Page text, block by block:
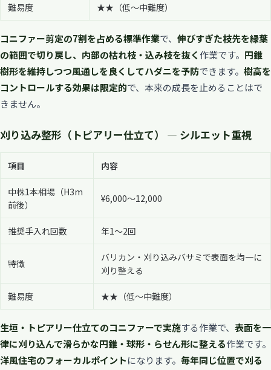
難易度 ★★（低〜中難度）
コニファー剪定の7割を占める標準作業で、 伸びすぎた枝先を緑葉
の範囲で切り戻し、内部の枯れ枝・込み枝を抜く 作業です。 円錐
樹形を維持しつつ風通しを良くしてハダニを予防できます。 樹高を
コントロールする効果は限定的で、本来の成長を止めることはで
きません。
刈り込み整形（トピアリー仕立て） — シルエット重視
項目 内容
中株1本相場（H3m
前後）
¥6,000〜12,000
推奨手入れ回数 年1〜2回
特徴
バリカン・刈り込みバサミで表面を均一に
刈り整える
難易度 ★★（低〜中難度）
生垣・トピアリー仕立てのコニファーで実施する作業で、 表面を一
律に刈り込んで滑らかな円錐・球形・らせん形に整える作業です。
洋風住宅のフォーカルポイントになります。 毎年同じ位置で刈る